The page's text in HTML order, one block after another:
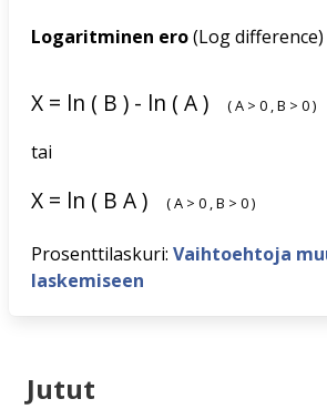
Logaritminen ero(Log difference)
X = ln ( B ) - ln ( A) (A > 0 ,B > 0)
tai
X = ln ( B A) (A > 0 ,B > 0)
Prosenttilaskuri: Vaihtoehtoja
laskemiseen
Jutut